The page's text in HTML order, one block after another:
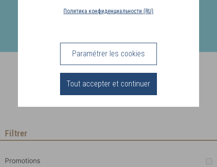
Политика конфиденциальности (RU)
Paramétrer les cookies
Tout accepter et continuer
Collections Elea
Pour laisser place àla fantaisie
Filtrer
Promotions